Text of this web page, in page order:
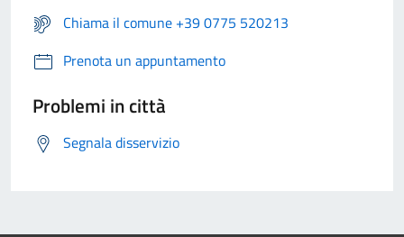
Chiama il comune +39 0775 520213
Prenota un appuntamento
Problemi in città
Segnala disservizio